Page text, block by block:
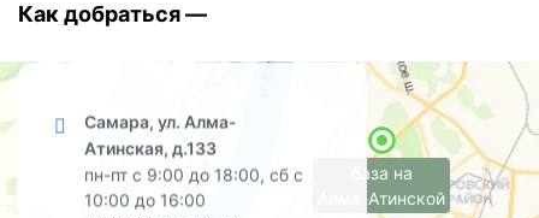
Как добраться —
Самара, ул. Алма-
Атинская, д.133
пн-пт с 9:00 до 18:00, сб с
10:00 до 16:00
база на
Алма-Атинской